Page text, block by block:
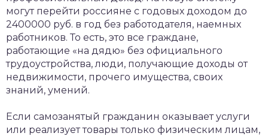
могут перейти россияне с годовых доходом до
2400000 руб. в год без работодателя, наемных
работников. То есть, это все граждане,
работающие «на дядю» без официального
трудоустройства, люди, получающие доходы от
недвижимости, прочего имущества, своих
знаний, умений.
Если самозанятый гражданин оказывает услуги
или реализует товары только физическим лицам,